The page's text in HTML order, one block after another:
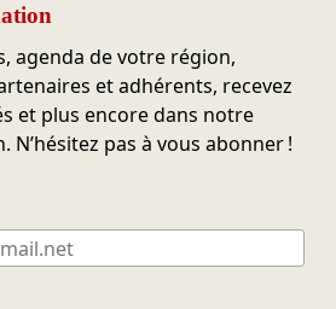
agenda de votre région,
et adhérents, recevez
et plus encore dans notre
N’hésitez pas à vous abonner !